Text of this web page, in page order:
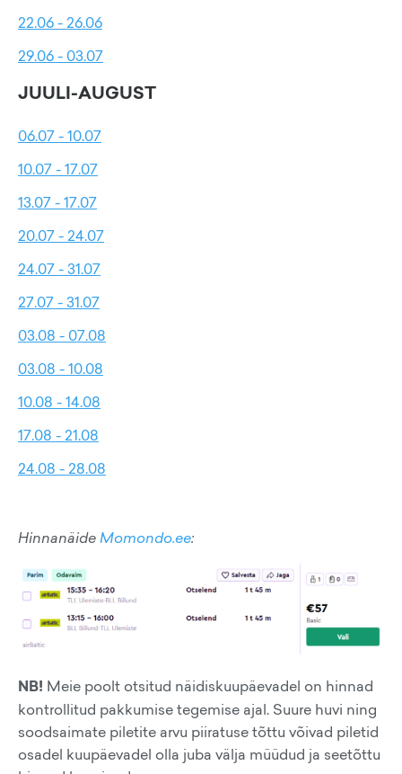
22.06 - 26.06
29.06 - 03.07
JUULI-AUGUST
06.07 - 10.07
10.07 - 17.07
13.07 - 17.07
20.07 - 24.07
24.07 - 31.07
27.07 - 31.07
03.08 - 07.08
03.08 - 10.08
10.08 - 14.08
17.08 - 21.08
24.08 - 28.08
HinnanäideMomondo.ee:
NB! Meie poolt otsitud näidiskuupäevadel on hinnad
kontrollitud pakkumise tegemise ajal. Suure huvi ning
soodsaimate piletite arvu piiratuse tõttu võivad piletid
osadel kuupäevadel olla juba välja müüdud ja seetõttu